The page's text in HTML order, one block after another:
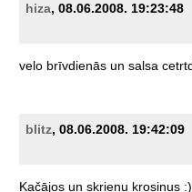
hiza, 08.06.2008. 19:23:48
velo brīvdienās un salsa
blitz, 08.06.2008. 19:42:09
Kačājos un skrienu krosiņus :)